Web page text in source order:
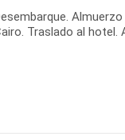
Traslado al hotel.